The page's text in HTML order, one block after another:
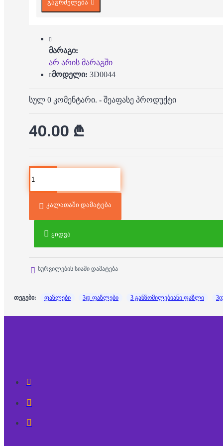
გაგრძელება
მარაგი:
არ არის მარაგში
მოდელი: 3D0044
სულ 0 კომენტარი. - შეაფასე პროდუქტი
40.00 ₾
კალათაში დამატება
ყიდვა
სურვილების სიაში დამატება
თეგები: ფაზლები 3დ ფაზლები 3 განზომილებიანი ფაზლი